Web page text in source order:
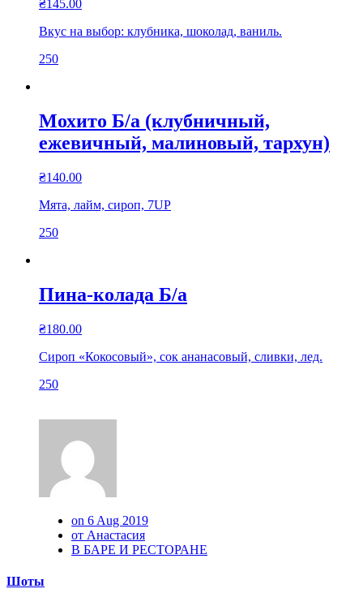
₴145.00
Вкус на выбор: клубника, шоколад, ваниль.
250
Мохито Б/а (клубничный,
ежевичный, малиновый, тархун)
₴140.00
Мята, лайм, сироп, 7UP
250
Пина-колада Б/а
₴180.00
Сироп «Кокосовый», сок ананасовый, сливки, лед.
250
on 6 Aug 2019
от Анастасия
В БАРЕ И РЕСТОРАНЕ
Шоты